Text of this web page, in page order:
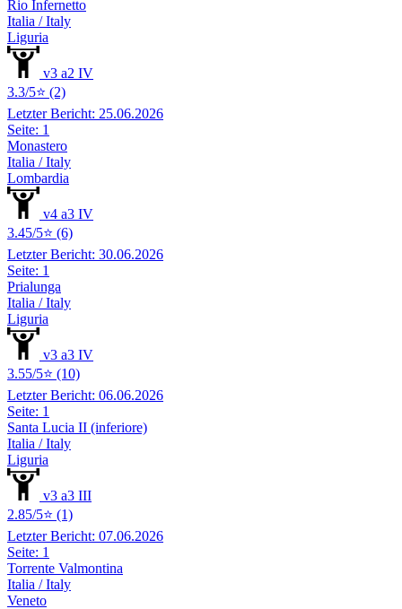
Rio Infernetto
Italia / Italy
Liguria
v3 a2 IV
3.3/5⭐ (2)
Letzter Bericht: 25.06.2026
Seite: 1
Monastero
Italia / Italy
Lombardia
v4 a3 IV
3.45/5⭐ (6)
Letzter Bericht: 30.06.2026
Seite: 1
Prialunga
Italia / Italy
Liguria
v3 a3 IV
3.55/5⭐ (10)
Letzter Bericht: 06.06.2026
Seite: 1
Santa Lucia II (inferiore)
Italia / Italy
Liguria
v3 a3 III
2.85/5⭐ (1)
Letzter Bericht: 07.06.2026
Seite: 1
Torrente Valmontina
Italia / Italy
Veneto